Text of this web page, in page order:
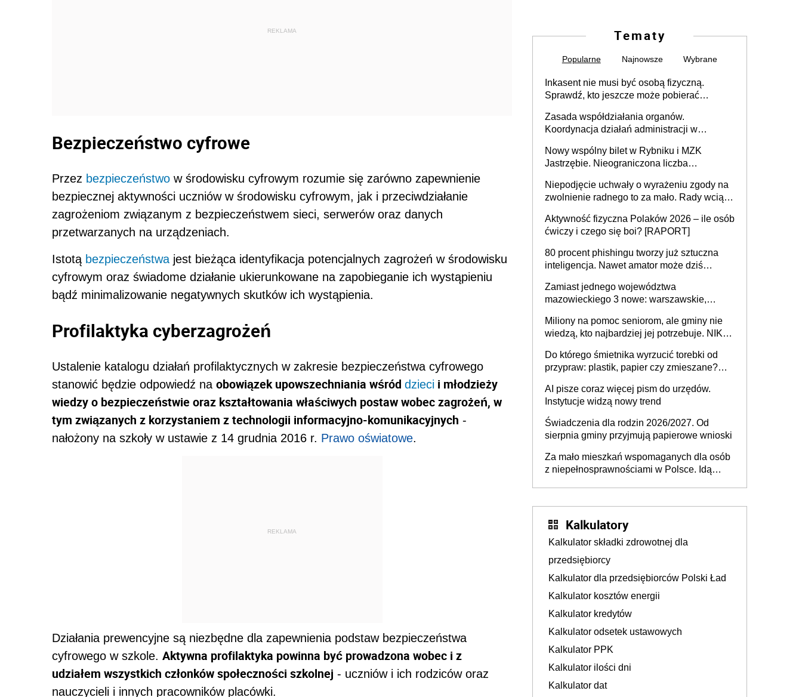
REKLAMA
Bezpieczeństwo cyfrowe
Przez bezpieczeństwo w środowisku cyfrowym rozumie się zarówno zapewnienie
bezpiecznej aktywności uczniów w środowisku cyfrowym, jak i przeciwdziałanie
zagrożeniom związanym z bezpieczeństwem sieci, serwerów oraz danych
przetwarzanych na urządzeniach.
Istotą bezpieczeństwa jest bieżąca identyfikacja potencjalnych zagrożeń w środowisku
cyfrowym oraz świadome działanie ukierunkowane na zapobieganie ich wystąpieniu
bądź minimalizowanie negatywnych skutków ich wystąpienia.
Profilaktyka cyberzagrożeń
Ustalenie katalogu działań profilaktycznych w zakresie bezpieczeństwa cyfrowego
stanowić będzie odpowiedź na obowiązek upowszechniania wśród dzieci i młodzieży
wiedzy o bezpieczeństwie oraz kształtowania właściwych postaw wobec zagrożeń, w
tym związanych z korzystaniem z technologii informacyjno-komunikacyjnych -
nałożony na szkoły w ustawie z 14 grudnia 2016 r. Prawo oświatowe.
REKLAMA
Działania prewencyjne są niezbędne dla zapewnienia podstaw bezpieczeństwa
cyfrowego w szkole. Aktywna profilaktyka powinna być prowadzona wobec i z
udziałem wszystkich członków społeczności szkolnej - uczniów i ich rodziców oraz
nauczycieli i innych pracowników placówki.
Tematy
Popularne Najnowsze Wybrane
Inkasent nie musi być osobą fizyczną.
Sprawdź, kto jeszcze może pobierać
Zasada współdziałania organów.
Koordynacja działań administracji w
Nowy wspólny bilet w Rybniku i MZK
Jastrzębie. Nieograniczona liczba
Niepodjęcie uchwały o wyrażeniu zgody na
zwolnienie radnego to za mało. Rady wciąż
rozstrzygać sprawy
Aktywność fizyczna Polaków 2026 – ile osób
ćwiczy i czego się boi? [RAPORT]
80 procent phishingu tworzy już sztuczna
inteligencja. Nawet amator może dziś
Zamiast jednego województwa
mazowieckiego 3 nowe: warszawskie,
Europie nie ma tak dużych jednostek
stołecznych
Miliony na pomoc seniorom, ale gminy nie
wiedzą, kto najbardziej jej potrzebuje. NIK
Do którego śmietnika wyrzucić torebki od
przypraw: plastik, papier czy zmieszane?
AI pisze coraz więcej pism do urzędów.
Instytucje widzą nowy trend
Świadczenia dla rodzin 2026/2027. Od
sierpnia gminy przyjmują papierowe wnioski
Za mało mieszkań wspomaganych dla osób
z niepełnosprawnościami w Polsce. Idą
Kalkulatory
Kalkulator składki zdrowotnej dla
przedsiębiorcy
Kalkulator dla przedsiębiorców Polski Ład
Kalkulator kosztów energii
Kalkulator kredytów
Kalkulator odsetek ustawowych
Kalkulator PPK
Kalkulator ilości dni
Kalkulator dat